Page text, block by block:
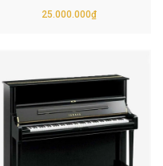
25.000.000₫